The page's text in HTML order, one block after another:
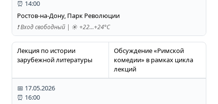
⏰ 14:00
Ростов-на-Дону, Парк Революции
❗️ Вход свободный | ☀️ +22…+24°C
Лекция по истории
зарубежной литературы
Обсуждение «Римской
комедии» в рамках цикла
лекций
📅 17.05.2026
⏰ 16:00